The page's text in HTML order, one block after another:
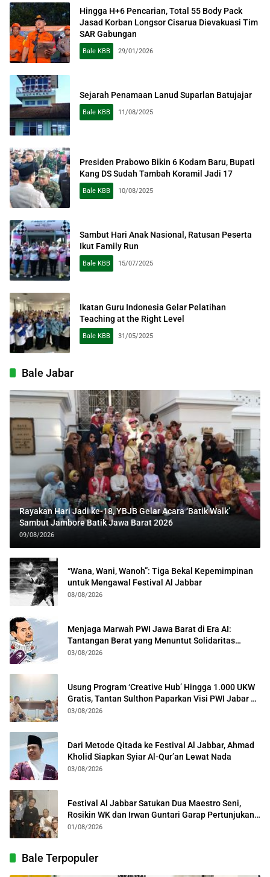
Hingga H+6 Pencarian, Total 55 Body Pack
Jasad Korban Longsor Cisarua Dievakuasi Tim
SAR Gabungan
Bale KBB 29/01/2026
Sejarah Penamaan Lanud Suparlan Batujajar
Bale KBB 11/08/2025
Presiden Prabowo Bikin 6 Kodam Baru, Bupati
Kang DS Sudah Tambah Koramil Jadi 17
Bale KBB 10/08/2025
Sambut Hari Anak Nasional, Ratusan Peserta
Ikut Family Run
Bale KBB 15/07/2025
Ikatan Guru Indonesia Gelar Pelatihan
Teaching at the Right Level
Bale KBB 31/05/2025
Bale Jabar
Rayakan Hari Jadi ke-18, YBJB Gelar Acara ‘Batik Walk’
Sambut Jambore Batik Jawa Barat 2026
09/08/2026
“Wana, Wani, Wanoh”: Tiga Bekal Kepemimpinan
untuk Mengawal Festival Al Jabbar
08/08/2026
Menjaga Marwah PWI Jawa Barat di Era AI:
Tantangan Berat yang Menuntut Solidaritas
Lintas Generasi
03/08/2026
Usung Program ‘Creative Hub’ Hingga 1.000 UKW
Gratis, Tantan Sulthon Paparkan Visi PWI Jabar di
Kota Bogor
03/08/2026
Dari Metode Qitada ke Festival Al Jabbar, Ahmad
Kholid Siapkan Syiar Al-Qur’an Lewat Nada
03/08/2026
Festival Al Jabbar Satukan Dua Maestro Seni,
Rosikin WK dan Irwan Guntari Garap Pertunjukan
Kolosal
01/08/2026
Bale Terpopuler